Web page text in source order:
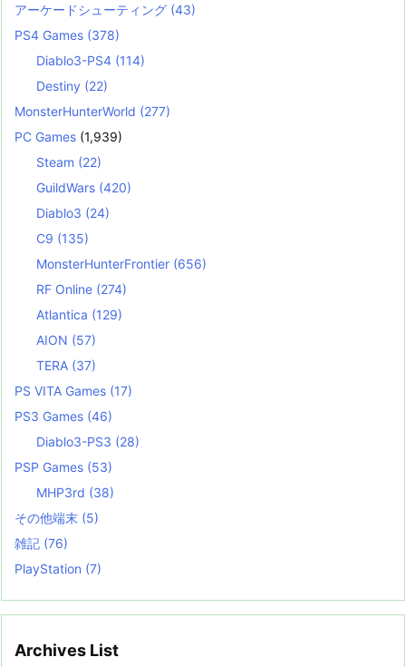
アーケードシューティング (43)
PS4 Games (378)
Diablo3-PS4 (114)
Destiny (22)
MonsterHunterWorld (277)
PC Games (1,939)
Steam (22)
GuildWars (420)
Diablo3 (24)
C9 (135)
MonsterHunterFrontier (656)
RF Online (274)
Atlantica (129)
AION (57)
TERA (37)
PS VITA Games (17)
PS3 Games (46)
Diablo3-PS3 (28)
PSP Games (53)
MHP3rd (38)
その他端末 (5)
雑記 (76)
PlayStation (7)
Archives List